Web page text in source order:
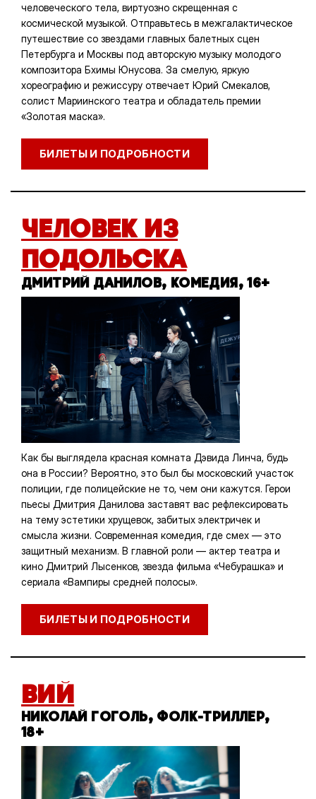
человеческого тела, виртуозно скрещенная с
космической музыкой. Отправьтесь в межгалактическое
путешествие со звездами главных балетных сцен
Петербурга и Москвы под авторскую музыку молодого
композитора Бхимы Юнусова. За смелую, яркую
хореографию и режиссуру отвечает Юрий Смекалов,
солист Мариинского театра и обладатель премии
«Золотая маска».
БИЛЕТЫ И ПОДРОБНОСТИ
ЧЕЛОВЕК ИЗ
ПОДОЛЬСКА
ДМИТРИЙ ДАНИЛОВ, КОМЕДИЯ, 16+
Как бы выглядела красная комната Дэвида Линча, будь
она в России? Вероятно, это был бы московский участок
полиции, где полицейские не то, чем они кажутся. Герои
пьесы Дмитрия Данилова заставят вас рефлексировать
на тему эстетики хрущевок, забитых электричек и
смысла жизни. Современная комедия, где смех — это
защитный механизм. В главной роли — актер театра и
кино Дмитрий Лысенков, звезда фильма «Чебурашка» и
сериала «Вампиры средней полосы».
БИЛЕТЫ И ПОДРОБНОСТИ
ВИЙ
НИКОЛАЙ ГОГОЛЬ, ФОЛК-ТРИЛЛЕР,
18+